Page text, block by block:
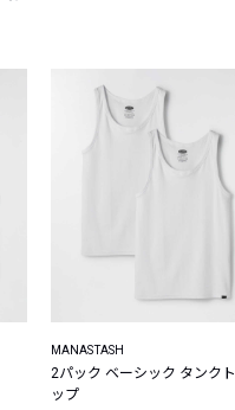
MANASTASH
2パック ベーシック タンクト
ップ